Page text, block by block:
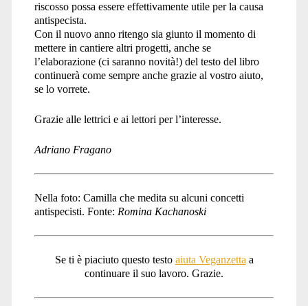
riscosso possa essere effettivamente utile per la causa
antispecista.
Con il nuovo anno ritengo sia giunto il momento di
mettere in cantiere altri progetti, anche se
l’elaborazione (ci saranno novità!) del testo del libro
continuerà come sempre anche grazie al vostro aiuto,
se lo vorrete.
Grazie alle lettrici e ai lettori per l’interesse.
Adriano Fragano
Nella foto: Camilla che medita su alcuni concetti
antispecisti. Fonte: Romina Kachanoski
Se ti è piaciuto questo testo aiuta Veganzetta a
continuare il suo lavoro. Grazie.